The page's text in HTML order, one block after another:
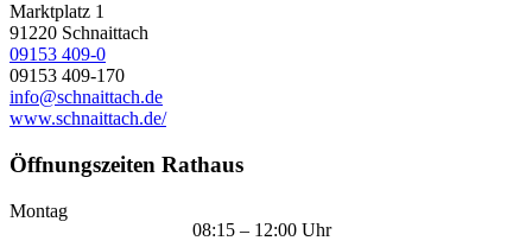
Marktplatz 1
91220 Schnaittach
09153 409-0
09153 409-170
info@schnaittach.de
www.schnaittach.de/
Öffnungszeiten Rathaus
Montag
08:15 – 12:00 Uhr